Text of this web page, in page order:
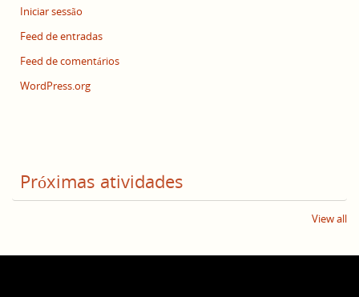
Iniciar sessão
Feed de entradas
Feed de comentários
WordPress.org
Próximas atividades
View all